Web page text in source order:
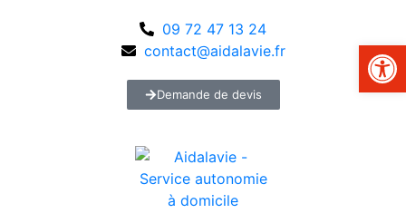
09 72 47 13 24
contact@aidalavie.fr
Demande de devis
Ouvrir